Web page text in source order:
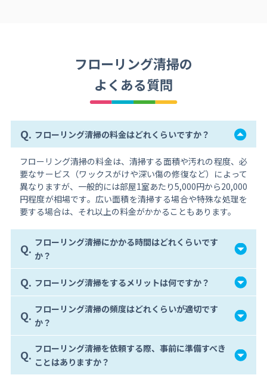
フローリング清掃の
よくある質問
Q. フローリング清掃の料金はどれくらいですか？
フローリング清掃の料金は、清掃する面積や汚れの程度、必
要なサービス（ワックスがけや深い傷の修復など）によって
異なりますが、一般的には部屋1室あたり5,000円から20,000
円程度が相場です。広い面積を清掃する場合や特殊な処理を
要する場合は、それ以上の料金がかかることもあります。
Q. フローリング清掃にかかる時間はどれくらいです
か？
Q. フローリング清掃をするメリットは何ですか？
Q. フローリング清掃の頻度はどれくらいが適切です
か？
Q. フローリング清掃を依頼する際、事前に準備すべき
ことはありますか？